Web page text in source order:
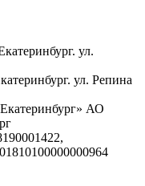
ул.
ул. Репина
АО